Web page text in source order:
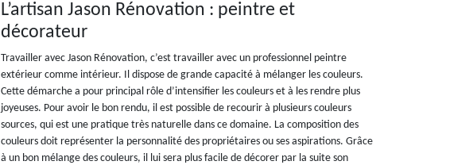
L’artisan Jason Rénovation : peintre et
décorateur
Travailler avec Jason Rénovation, c’est travailler avec un professionnel peintre
extérieur comme intérieur. Il dispose de grande capacité à mélanger les couleurs.
Cette démarche a pour principal rôle d’intensifier les couleurs et à les rendre plus
joyeuses. Pour avoir le bon rendu, il est possible de recourir à plusieurs couleurs
sources, qui est une pratique très naturelle dans ce domaine. La composition des
couleurs doit représenter la personnalité des propriétaires ou ses aspirations. Grâce
à un bon mélange des couleurs, il lui sera plus facile de décorer par la suite son